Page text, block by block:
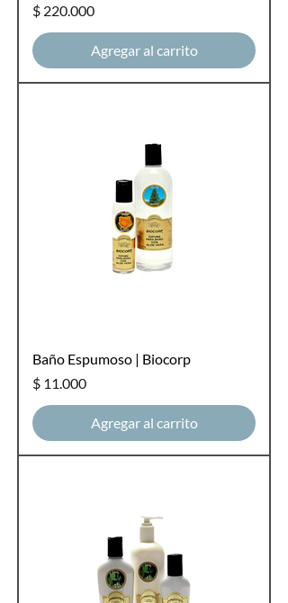
Precio
$ 220.000
Agregar al carrito
Baño Espumoso | Biocorp
Precio
$ 11.000
Agregar al carrito